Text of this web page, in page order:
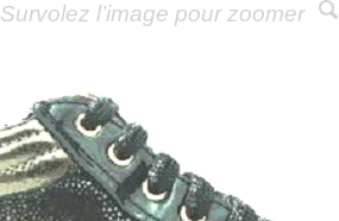
Survolez l’image pour zoomer